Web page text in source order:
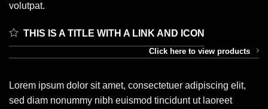
volutpat.
THIS IS A TITLE WITH A LINK AND ICON
Click here to view products
Lorem ipsum dolor sit amet, consectetuer adipiscing elit,
sed diam nonummy nibh euismod tincidunt ut laoreet